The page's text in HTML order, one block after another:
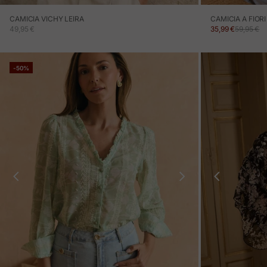
CAMICIA VICHY LEIRA
PREZZO IN OFFERTA
49,95 €
CAMICIA A
PREZZO IN
35,99 €PREZZO
59,95 €
-50%